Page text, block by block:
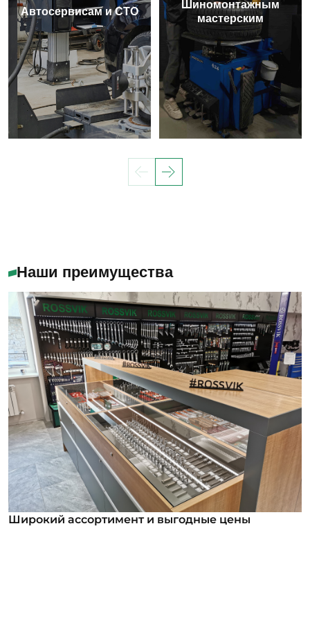
Автосервисам и СТО
Шиномонтажным
мастерским
Наши преимущества
Широкий ассортимент и выгодные цены